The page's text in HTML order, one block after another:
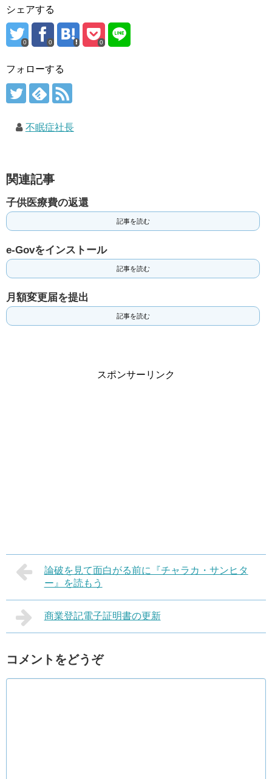
シェアする
0 0 0
フォローする
不眠症社長
関連記事
子供医療費の返還
記事を読む
e-Govをインストール
記事を読む
月額変更届を提出
記事を読む
スポンサーリンク
論破を見て面白がる前に『チャラカ・サンヒタ
ー』を読もう
商業登記電子証明書の更新
コメントをどうぞ